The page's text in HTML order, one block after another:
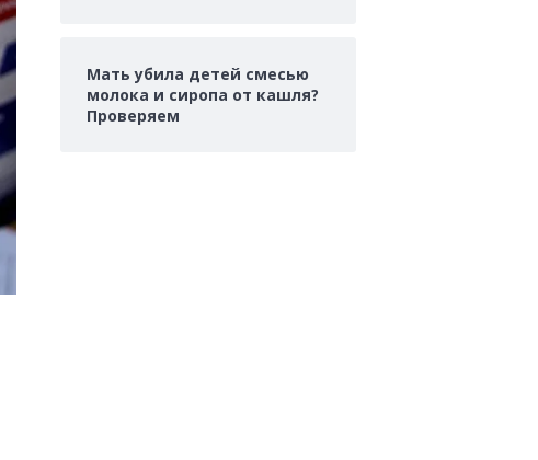
Мать убила детей смесью
молока и сиропа от кашля?
Проверяем